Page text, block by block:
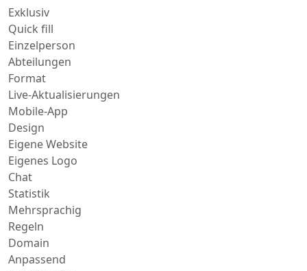
Exklusiv
Quick fill
Einzelperson
Abteilungen
Format
Live-Aktualisierungen
Mobile-App
Design
Eigene Website
Eigenes Logo
Chat
Statistik
Mehrsprachig
Regeln
Domain
Anpassend